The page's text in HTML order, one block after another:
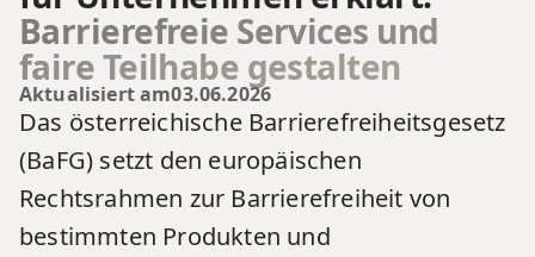
Barrierefreie Services und
faire Teilhabe gestalten
Aktualisiert am03.06.2026
Das österreichische Barrierefreiheitsgesetz
(BaFG) setzt den europäischen
Rechtsrahmen zur Barrierefreiheit von
bestimmten Produkten und